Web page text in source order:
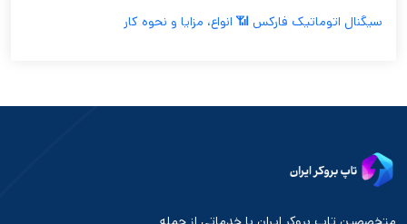
سیگنال اتوماتیک فارکس 📶 انواع، مزایا و نحوه کار